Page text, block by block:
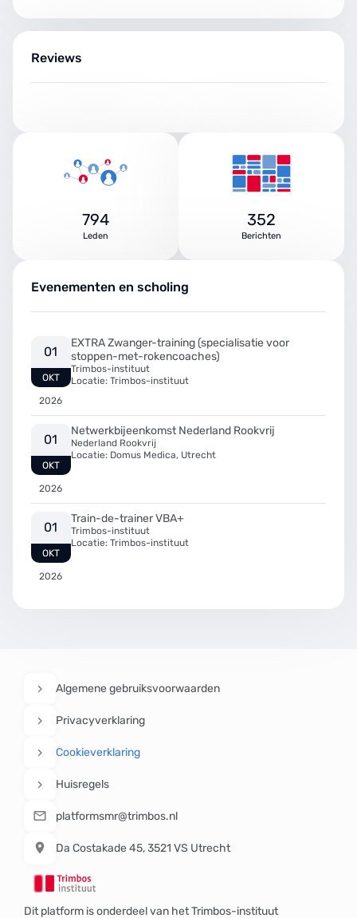
Reviews
794
Leden
352
Berichten
Evenementen en scholing
01
OKT
2026
EXTRA Zwanger-training (specialisatie voor
stoppen-met-rokencoaches)
Trimbos-instituut
Locatie: Trimbos-instituut
01
OKT
2026
Netwerkbijeenkomst Nederland Rookvrij
Nederland Rookvrij
Locatie: Domus Medica, Utrecht
01
OKT
2026
Train-de-trainer VBA+
Trimbos-instituut
Locatie: Trimbos-instituut
Algemene gebruiksvoorwaarden
Privacyverklaring
Cookieverklaring
Huisregels
platformsmr@trimbos.nl
Da Costakade 45, 3521 VS Utrecht
Dit platform is onderdeel van het Trimbos-instituut